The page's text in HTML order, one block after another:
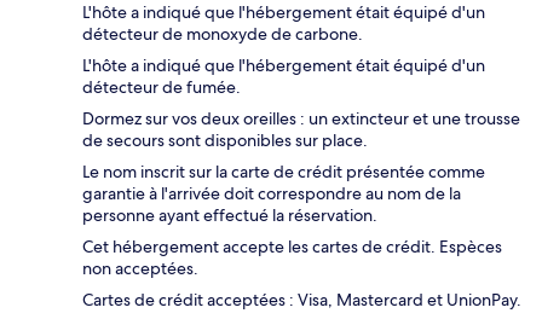
L'hôte a indiqué que l'hébergement était équipé d'un
détecteur de monoxyde de carbone.
L'hôte a indiqué que l'hébergement était équipé d'un
détecteur de fumée.
Dormez sur vos deux oreilles : un extincteur et une trousse
de secours sont disponibles sur place.
Le nom inscrit sur la carte de crédit présentée comme
garantie à l'arrivée doit correspondre au nom de la
personne ayant effectué la réservation.
Cet hébergement accepte les cartes de crédit. Espèces
non acceptées.
Cartes de crédit acceptées : Visa, Mastercard et UnionPay.